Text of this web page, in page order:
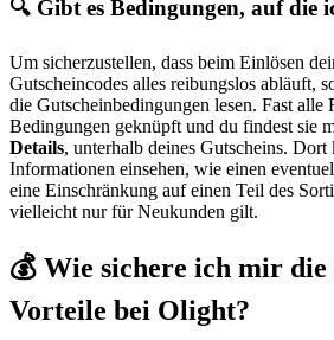
🔍 Gibt es Bedingungen, auf die
Um sicherzustellen, dass beim Einlösen
Gutscheincodes alles reibungslos abläuft,
die Gutscheinbedingungen lesen. Fast alle
Bedingungen geknüpft und du findest sie
Details, unterhalb deines Gutscheins. Dort
Informationen einsehen, wie einen
eine Einschränkung auf einen Teil des
vielleicht nur für Neukunden gilt.
💰 Wie sichere ich mir die
Vorteile bei Olight?